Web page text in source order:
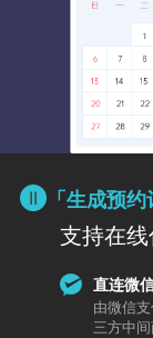
「生成预约
支持在
直连微
由微信
三方中